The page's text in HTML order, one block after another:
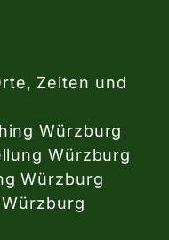
Zeiten und
Würzburg
Würzburg
Würzburg